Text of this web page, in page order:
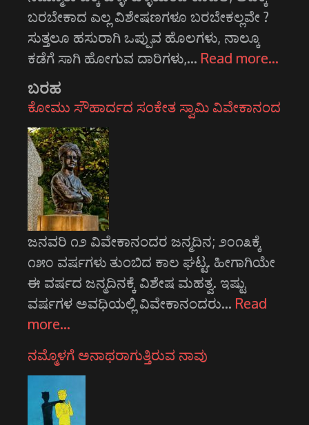
ಬರಬೇಕಾದ ಎಲ್ಲ ವಿಶೇಷಣಗಳೂ ಬರಬೇಕಲ್ಲವೇ ?
ಸುತ್ತಲೂ ಹಸುರಾಗಿ ಒಪ್ಪುವ ಹೊಲಗಳು, ನಾಲ್ಕೂ
ಕಡೆಗೆ ಸಾಗಿ ಹೋಗುವ ದಾರಿಗಳು,… Read more…
ಬರಹ
ಕೋಮು ಸೌಹಾರ್ದದ ಸಂಕೇತ ಸ್ವಾಮಿ ವಿವೇಕಾನಂದ
ಜನವರಿ ೧೨ ವಿವೇಕಾನಂದರ ಜನ್ಮದಿನ; ೨೦೧೩ಕ್ಕೆ
೧೫೦ ವರ್ಷಗಳು ತುಂಬಿದ ಕಾಲ ಘಟ್ಟ. ಹೀಗಾಗಿಯೇ
ಈ ವರ್ಷದ ಜನ್ಮದಿನಕ್ಕೆ ವಿಶೇಷ ಮಹತ್ವ. ಇಷ್ಟು
ವರ್ಷಗಳ ಅವಧಿಯಲ್ಲಿ ವಿವೇಕಾನಂದರು… Read
more…
ನಮ್ಮೊಳಗೆ ಅನಾಥರಾಗುತ್ತಿರುವ ನಾವು